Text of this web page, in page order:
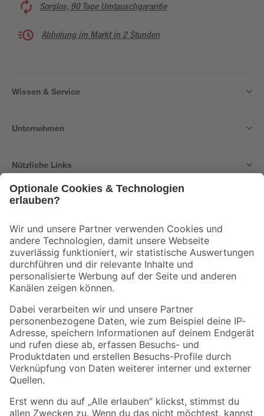
Sorglos, 90 Tage Umtauschgarantie
Abholung im Markt in 2 Stunden
Wissen & Service
Unternehmen
Nützliche Links
Der toom Newsletter: Keine Angebote und Aktionen mehr verpassen!
Zur Newsletter Anmeldung
Folge uns
Zahlungsarten Versandarten
Sicher einkaufen